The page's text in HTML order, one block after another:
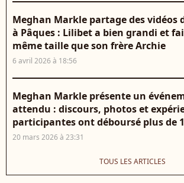
Meghan Markle partage des vidéos
à Pâques : Lilibet a bien grandi et
même taille que son frère Archie
6 avril 2026 à 18:56
Meghan Markle présente un
attendu : discours, photos et
participantes ont déboursé plus de
20 mars 2026 à 23:31
TOUS LES ARTICLES